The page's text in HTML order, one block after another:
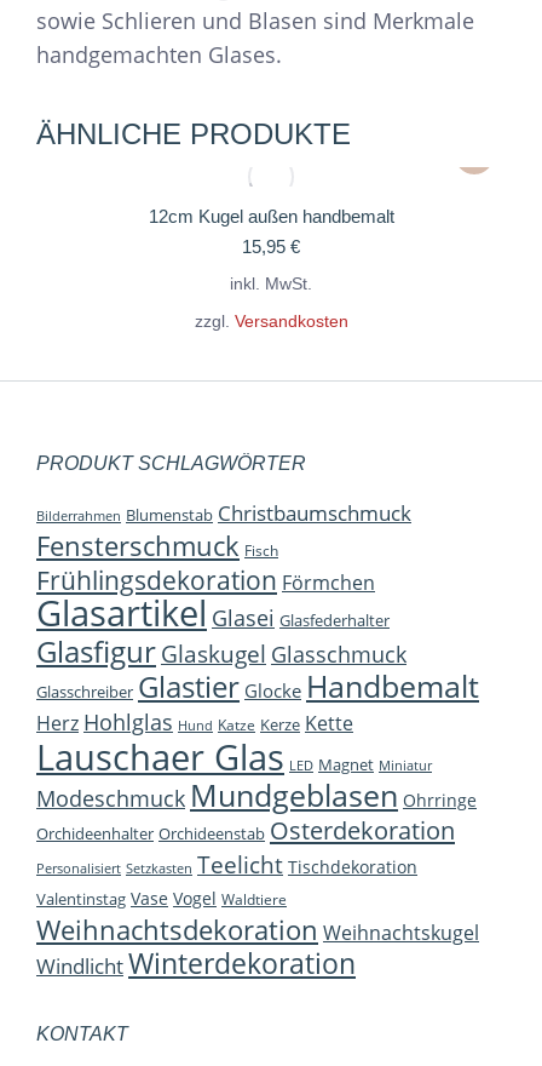
sowie Schlieren und Blasen sind Merkmale
handgemachten Glases.
ÄHNLICHE PRODUKTE
12cm Kugel außen handbemalt
15,95 €
inkl. MwSt.
zzgl. Versandkosten
PRODUKT SCHLAGWÖRTER
Bilderrahmen Blumenstab Christbaumschmuck
Fensterschmuck Fisch
Frühlingsdekoration Förmchen
Glasartikel Glasei Glasfederhalter
Glasfigur Glaskugel Glasschmuck
Glasschreiber Glastier Glocke Handbemalt
Herz Hohlglas Hund Katze Kerze Kette
Lauschaer Glas LED Magnet Miniatur
Modeschmuck Mundgeblasen Ohrringe
Orchideenhalter Orchideenstab Osterdekoration
Personalisiert Setzkasten Teelicht Tischdekoration
Valentinstag Vase Vogel Waldtiere
Weihnachtsdekoration Weihnachtskugel
WindlichtWinterdekoration
KONTAKT